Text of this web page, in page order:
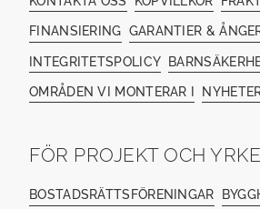
FINANSIERING GARANTIER &
INTEGRITETSPOLICY
OMRÅDEN VI MONTERAR I
FÖR PROJEKT OCH
BOSTADSRÄTTSFÖRENINGAR